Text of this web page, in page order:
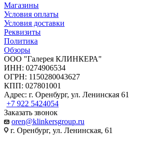
Магазины
Условия оплаты
Условия доставки
Реквизиты
Политика
Обзоры
ООО "Галерея КЛИНКЕРА"
ИНН: 0274906534
ОГРН: 1150280043627
КПП: 027801001
Адрес: г. Оренбург, ул. Ленинская 61
+7 922 5424054
Заказать звонок
oren@klinkersgroup.ru
г. Оренбург, ул. Ленинская, 61